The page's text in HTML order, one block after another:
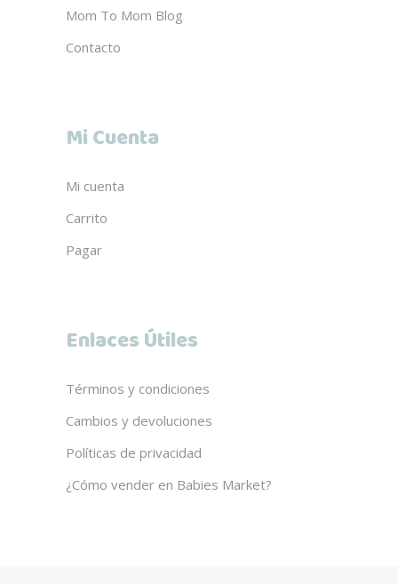
Mom To Mom Blog
Contacto
Mi Cuenta
Mi cuenta
Carrito
Pagar
Enlaces Útiles
Términos y condiciones
Cambios y devoluciones
Políticas de privacidad
¿Cómo vender en Babies Market?